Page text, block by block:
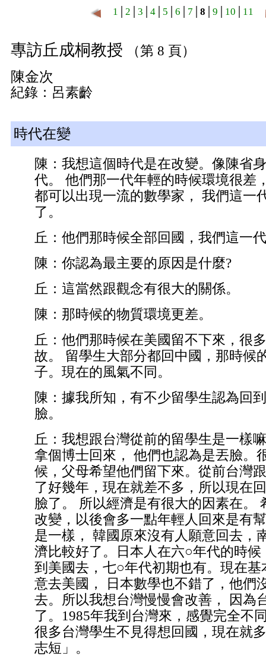
1 2 3 4│ 5 6 7 8 9 10 11
專訪丘成桐教授 （第 8 頁）
陳金次
紀錄：呂素齡
時代在變
陳：我想這個時代是在改變。像陳省
代。 他們那一代年輕的時候環境很差
都可以出現一流的數學家， 我們這一
了。
丘：他們那時候全部回國，我們這一
陳：你認為最主要的原因是什麼?
丘：這當然跟觀念有很大的關係。
陳：那時候的物質環境更差。
丘：他們那時候在美國留不下來，很
故。 留學生大部分都回中國，那時候
子。現在的風氣不同。
陳：據我所知，有不少留學生認為回
臉。
丘：我想跟台灣從前的留學生是一樣
拿個博士回來， 他們也認為是丟臉。
候，父母希望他們留下來。從前台灣
了好幾年，現在就差不多，所以現在
臉了。 所以經濟是有很大的因素在。
改變，以後會多一點年輕人回來是有
是一樣， 韓國原來沒有人願意回去，
濟比較好了。日本人在六○年代的時候
到美國去，七○年代初期也有。現在基
意去美國， 日本數學也不錯了，他們
去。所以我想台灣慢慢會改善， 因為
了。1985年我到台灣來，感覺完全不
很多台灣學生不見得想回國，現在就
志短」。